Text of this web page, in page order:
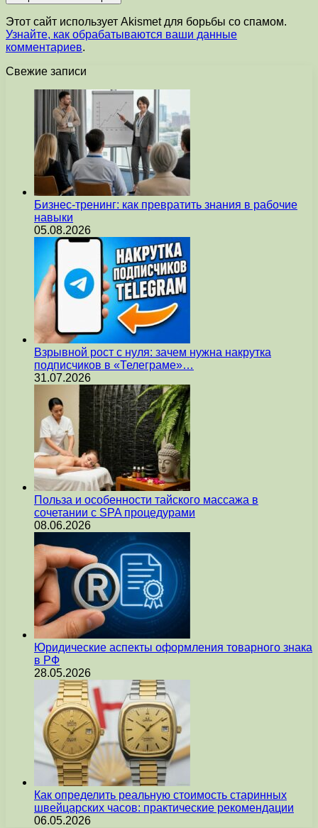
Этот сайт использует Akismet для борьбы со спамом.
Узнайте, как обрабатываются ваши данные
комментариев.
Свежие записи
Бизнес-тренинг: как превратить знания в рабочие
навыки
05.08.2026
Взрывной рост с нуля: зачем нужна накрутка
подписчиков в «Телеграме»…
31.07.2026
Польза и особенности тайского массажа в
сочетании с SPA процедурами
08.06.2026
Юридические аспекты оформления товарного знака
в РФ
28.05.2026
Как определить реальную стоимость старинных
швейцарских часов: практические рекомендации
06.05.2026